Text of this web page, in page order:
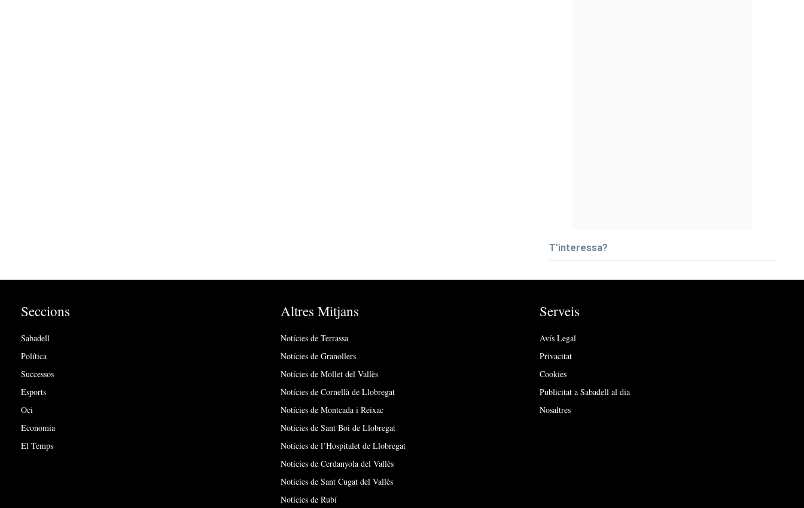
T’interessa?
Seccions
Sabadell
Política
Successos
Esports
Oci
Economia
El Temps
Altres Mitjans
Notícies de Terrassa
Notícies de Granollers
Notícies de Mollet del Vallès
Notícies de Cornellà de Llobregat
Notícies de Montcada i Reixac
Notícies de Sant Boi de Llobregat
Notícies de l’Hospitalet de Llobregat
Notícies de Cerdanyola del Vallès
Notícies de Sant Cugat del Vallès
Notícies de Rubí
Serveis
Avís Legal
Privacitat
Cookies
Publicitat a Sabadell al dia
Nosaltres